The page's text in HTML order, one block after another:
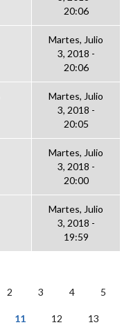
20:06
Martes, Julio
3, 2018 -
20:06
Martes, Julio
3, 2018 -
20:05
Martes, Julio
3, 2018 -
20:00
Martes, Julio
3, 2018 -
19:59
2 3 4 5
11 12 13